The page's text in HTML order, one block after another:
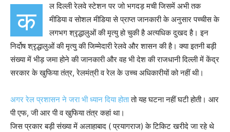
क
ल दिल्ली रेलवे स्टेशन पर जो भगदड़ मची जिसमें अभी तक
मीडिया व सोशल मीडिया से प्राप्त जानकारी के अनुसार पच्चीस के
लगभग श्रृद्धालुओं की मृत्यु हो चुकी है अत्यधिक दुखद है। इन
निर्दोष श्रृद्धालुओं की मृत्यु की जिम्मेदारी रेलवे और शासन की है। क्या इतनी बड़ी
संख्या में भीड़ जमा होने की जानकारी और वह भी देश की राजधानी दिल्ली में केंद्र
सरकार के खुफिया तंत्र, रेलमंत्री व रेल के उच्च अधिकारीयों को नहीं थी।
अगर रेल प्रशासन ने जरा भी ध्यान दिया होतातो यह घटना नहीं घटी होती। आर
पी एफ, जी आर पी व खुफिया तंत्र कहां था।
जिस प्रकार बड़ी संख्या में अलाहाबाद ( प्रयागराज) के टिकिट खरीदे जा रहे थे